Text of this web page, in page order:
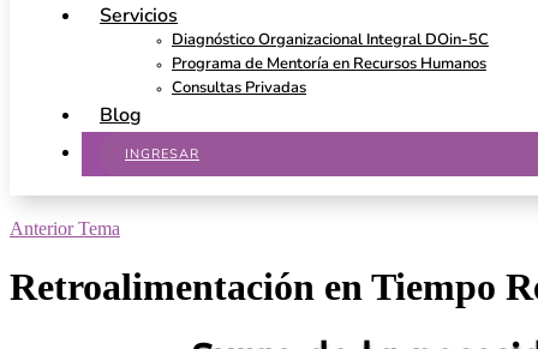
Servicios
Diagnóstico Organizacional Integral DOin-5C
Programa de Mentoría en Recursos Humanos
Consultas Privadas
Blog
INGRESAR
Anterior Tema
Retroalimentación en Tiempo